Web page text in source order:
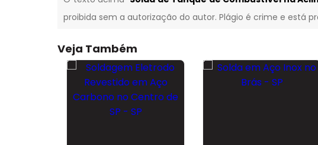
proibida sem a autorização do autor. Plágio é crime e está
Veja Também